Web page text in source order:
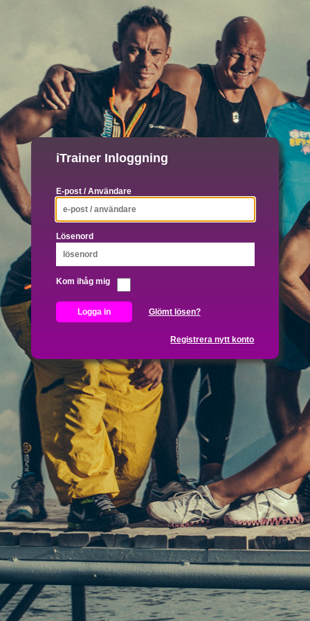
iTrainer Inloggning
E-post / Användare
Lösenord
Kom ihåg mig
Glömt lösen?
Registrera nytt konto